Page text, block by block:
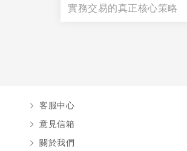
實務交易的真正核心策略
客服中心
意見信箱
關於我們